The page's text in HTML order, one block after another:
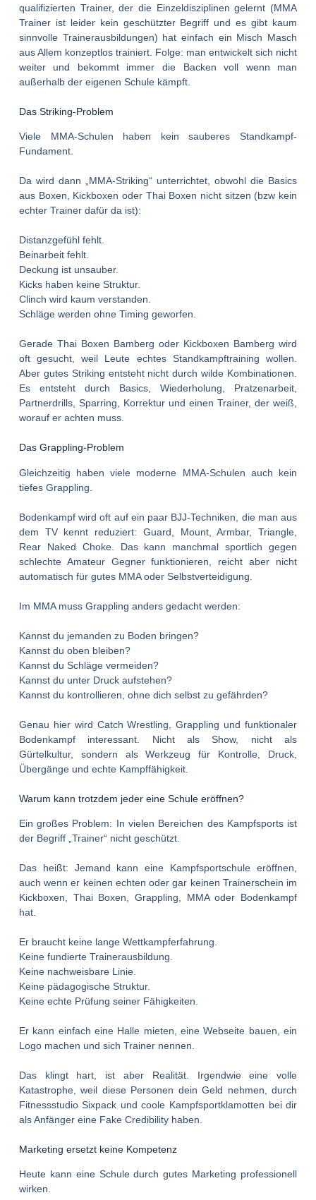
qualifizierten Trainer, der die Einzeldisziplinen gelernt (MMA
Trainer ist leider kein geschützter Begriff und es gibt kaum
sinnvolle Trainerausbildungen) hat einfach ein Misch Masch
aus Allem konzeptlos trainiert. Folge: man entwickelt sich nicht
weiter und bekommt immer die Backen voll wenn man
außerhalb der eigenen Schule kämpft.
Das Striking-Problem
Viele MMA-Schulen haben kein sauberes Standkampf-
Fundament.
Da wird dann „MMA-Striking“ unterrichtet, obwohl die Basics
aus Boxen, Kickboxen oder Thai Boxen nicht sitzen (bzw kein
echter Trainer dafür da ist):
Distanzgefühl fehlt.
Beinarbeit fehlt.
Deckung ist unsauber.
Kicks haben keine Struktur.
Clinch wird kaum verstanden.
Schläge werden ohne Timing geworfen.
Gerade Thai Boxen Bamberg oder Kickboxen Bamberg wird
oft gesucht, weil Leute echtes Standkampftraining wollen.
Aber gutes Striking entsteht nicht durch wilde Kombinationen.
Es entsteht durch Basics, Wiederholung, Pratzenarbeit,
Partnerdrills, Sparring, Korrektur und einen Trainer, der weiß,
worauf er achten muss.
Das Grappling-Problem
Gleichzeitig haben viele moderne MMA-Schulen auch kein
tiefes Grappling.
Bodenkampf wird oft auf ein paar BJJ-Techniken, die man aus
dem TV kennt reduziert: Guard, Mount, Armbar, Triangle,
Rear Naked Choke. Das kann manchmal sportlich gegen
schlechte Amateur Gegner funktionieren, reicht aber nicht
automatisch für gutes MMA oder Selbstverteidigung.
Im MMA muss Grappling anders gedacht werden:
Kannst du jemanden zu Boden bringen?
Kannst du oben bleiben?
Kannst du Schläge vermeiden?
Kannst du unter Druck aufstehen?
Kannst du kontrollieren, ohne dich selbst zu gefährden?
Genau hier wird Catch Wrestling , Grappling und funktionaler
Bodenkampf interessant. Nicht als Show, nicht als
Gürtelkultur, sondern als Werkzeug für Kontrolle, Druck,
Übergänge und echte Kampffähigkeit.
Warum kann trotzdem jeder eine Schule eröffnen?
Ein großes Problem: In vielen Bereichen des Kampfsports ist
der Begriff „Trainer“ nicht geschützt.
Das heißt: Jemand kann eine Kampfsportschule eröffnen,
auch wenn er keinen echten oder gar keinen Trainerschein im
Kickboxen, Thai Boxen, Grappling, MMA oder Bodenkampf
hat.
Er braucht keine lange Wettkampferfahrung.
Keine fundierte Trainerausbildung.
Keine nachweisbare Linie.
Keine pädagogische Struktur.
Keine echte Prüfung seiner Fähigkeiten.
Er kann einfach eine Halle mieten, eine Webseite bauen, ein
Logo machen und sich Trainer nennen.
Das klingt hart, ist aber Realität. Irgendwie eine volle
Katastrophe, weil diese Personen dein Geld nehmen, durch
Fitnessstudio Sixpack und coole Kampfsportklamotten bei dir
als Anfänger eine Fake Credibility haben.
Marketing ersetzt keine Kompetenz
Heute kann eine Schule durch gutes Marketing professionell
wirken.